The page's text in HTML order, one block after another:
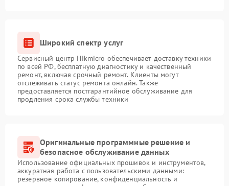
Широкий спектр услуг
Сервисный центр Hikmicro обеспечивает доставку техники
по всей РФ, бесплатную диагностику и качественный
ремонт, включая срочный ремонт. Клиенты могут
отслеживать статус ремонта онлайн. Также
предоставляется постгарантийное обслуживание для
продления срока службы техники
Оригинальные программные решение и
безопасное обслуживание данных
Использование официальных прошивок и инструментов,
аккуратная работа с пользовательскими данными:
резервное копирование, конфиденциальность и